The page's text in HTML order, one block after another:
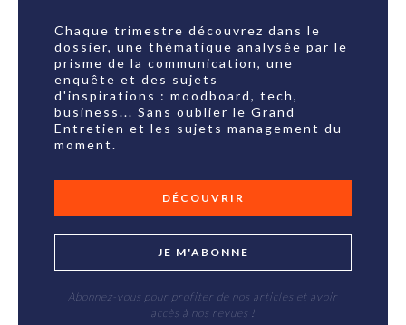
Chaque trimestre découvrez dans le
dossier, une thématique analysée par le
prisme de la communication, une
enquête et des sujets
d'inspirations : moodboard, tech,
business... Sans oublier le Grand
Entretien et les sujets management du
moment.
DÉCOUVRIR
JE M'ABONNE
Abonnez-vous pour profiter de nos articles et avoir
accès à nos revues !